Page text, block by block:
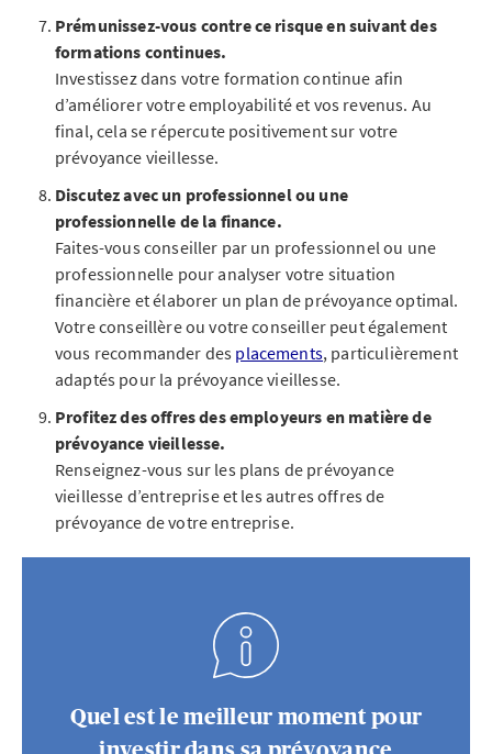
Prémunissez-vous contre ce risque en suivant des
formations continues.
Investissez dans votre formation continue afin
d’améliorer votre employabilité et vos revenus. Au
final, cela se répercute positivement sur votre
prévoyance vieillesse.
Discutez avec un professionnel ou une
professionnelle de la finance.
Faites-vous conseiller par un professionnel ou une
professionnelle pour analyser votre situation
financière et élaborer un plan de prévoyance optimal.
Votre conseillère ou votre conseiller peut également
vous recommander des placements, particulièrement
adaptés pour la prévoyance vieillesse.
Profitez des offres des employeurs en matière de
prévoyance vieillesse.
Renseignez-vous sur les plans de prévoyance
vieillesse d’entreprise et les autres offres de
prévoyance de votre entreprise.
Quel est le meilleur moment pour